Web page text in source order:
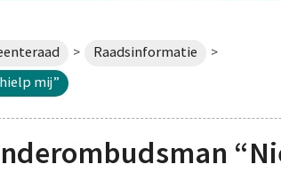
> Raadsinformatie >
mij”